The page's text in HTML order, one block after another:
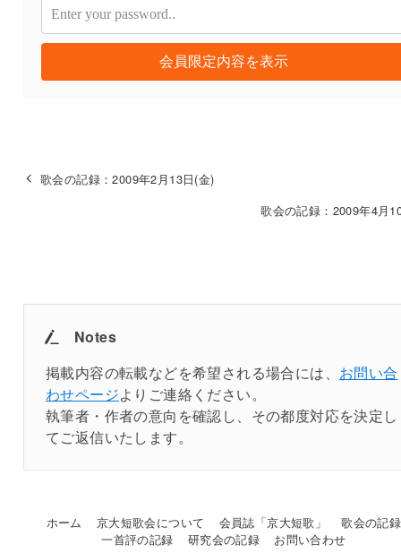
会員限定内容を表示
歌会の記録：2009年2月13日(金)
歌会の記録：2009年4月
Notes
掲載内容の転載などを希望される場合には、 お問い合
わせページよりご連絡ください。
執筆者・作者の意向を確認し、その都度対応を決定し
てご返信いたします。
ホーム 京大短歌会について 会員誌「京大短歌」
歌会の記録
一首評の記録
研究会の記録 お問い合わせ